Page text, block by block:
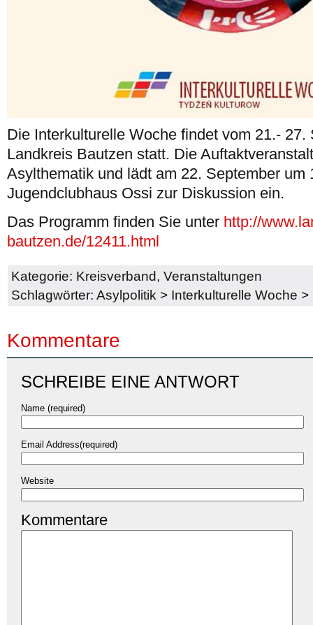
Die Interkulturelle Woche findet vom 21.- 27.
Landkreis Bautzen statt. Die
Asylthematik und lädt am 22. September um
Jugendclubhaus Ossi zur Diskussion ein.
Das Programm finden Sie unter http://
bautzen.de/12411.html
Kategorie: Kreisverband, Veranstaltungen
Schlagwörter: Asylpolitik > Interkulturelle Woche >
Kommentare
SCHREIBE EINE ANTWORT
Name (required)
Email Address(required)
Website
Kommentare